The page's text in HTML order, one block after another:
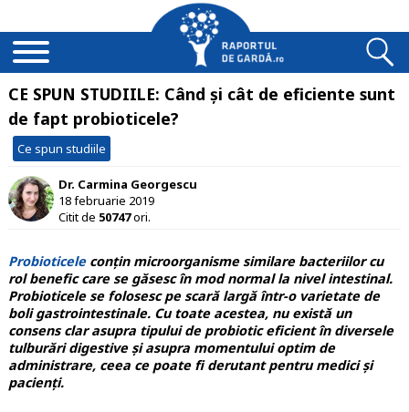
CE SPUN STUDIILE: Când și cât de eficiente sunt
de fapt probioticele?
Ce spun studiile
Dr. Carmina Georgescu
18 februarie 2019
Citit de 50747ori.
Probioticeleconțin microorganisme similare bacteriilor cu
rol benefic care se găsesc în mod normal la nivel intestinal.
Probioticele se folosesc pe scară largă într-o varietate de
boli gastrointestinale. Cu toate acestea, nu există un
consens clar asupra tipului de probiotic eficient în diversele
tulburări digestive și asupra momentului optim de
administrare, ceea ce poate fi derutant pentru medici și
pacienți.